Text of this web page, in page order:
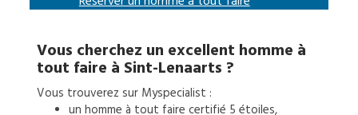
Vous cherchez un excellent homme à
tout faire à Sint-Lenaarts ?
Vous trouverez sur Myspecialist :
un homme à tout faire certifié 5 étoiles,